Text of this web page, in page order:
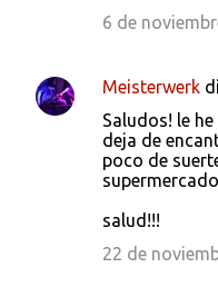
6 de
Meisterwerk
Saludos! le
deja de
poco de
salud!!!
22 de